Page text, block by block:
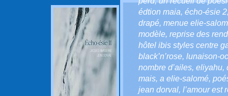
édtion maia, écho-ésie 2
drapé, menue elie-
modèle, reprise des
hôtel ibis styles centre
black’n’rose, lunaison-
nombre d’ailes, eliyahu,
mais, a elie-salomé,
jean dorval, l’amour est